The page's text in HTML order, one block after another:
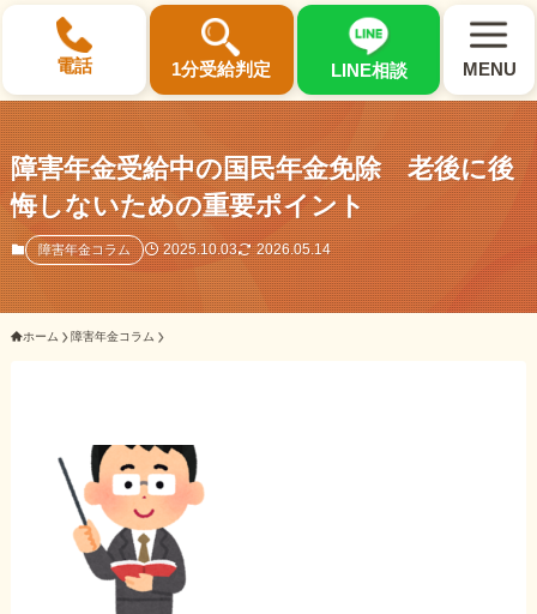
電話 1分受給判定 LINE相談 MENU
×
選ばれる3つの理由
初回相談料0円・受給後報酬型
サポート料金について
ご相談事例をみる
外出困難でもOK
非対面で申請できる
障害年金受給中の国民年金免除 老後に後
悔しないための重要ポイント
障害年金コラム 2025.10.03 2026.05.14
ホーム 障害年金コラム